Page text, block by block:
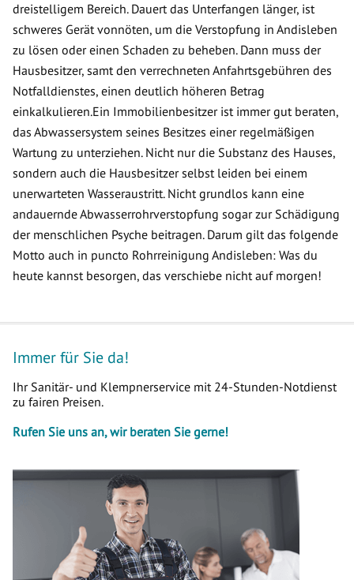
dreistelligem Bereich. Dauert das Unterfangen länger, ist
schweres Gerät vonnöten, um die Verstopfung in Andisleben
zu lösen oder einen Schaden zu beheben. Dann muss der
Hausbesitzer, samt den verrechneten Anfahrtsgebühren des
Notfalldienstes, einen deutlich höheren Betrag
einkalkulieren.Ein Immobilienbesitzer ist immer gut beraten,
das Abwassersystem seines Besitzes einer regelmäßigen
Wartung zu unterziehen. Nicht nur die Substanz des Hauses,
sondern auch die Hausbesitzer selbst leiden bei einem
unerwarteten Wasseraustritt. Nicht grundlos kann eine
andauernde Abwasserrohrverstopfung sogar zur Schädigung
der menschlichen Psyche beitragen. Darum gilt das folgende
Motto auch in puncto Rohrreinigung Andisleben: Was du
heute kannst besorgen, das verschiebe nicht auf morgen!
Immer für Sie da!
Ihr Sanitär- und Klempnerservice mit 24-Stunden-Notdienst
zu fairen Preisen.
Rufen Sie uns an, wir beraten Sie gerne!